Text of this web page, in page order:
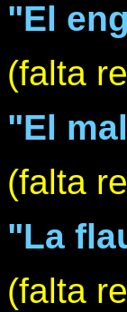
"El
(falta
"El
(falta
"La
(falta